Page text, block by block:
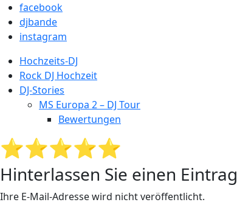
facebook
djbande
instagram
Hochzeits-DJ
Rock DJ Hochzeit
DJ-Stories
MS Europa 2 – DJ Tour
Bewertungen
⭐⭐⭐⭐⭐
Hinterlassen Sie einen Eintrag
Ihre E-Mail-Adresse wird nicht veröffentlicht.